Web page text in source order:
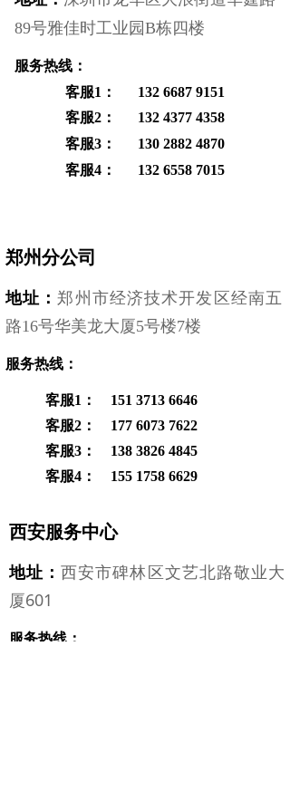
89号雅佳时工业园B栋四楼
服务热线：
客服1：
132 6687 9151
客服2： 132 4377 4358
客服3： 130 2882 4870
客服4： 132 6558 7015
郑州分公司
地址：郑州市经济技术开发区经南五
路16号华美龙大厦5号楼7楼
服务热线：
客服1： 151 3713 6646
客服2： 177 6073 7622
客服3： 138 3826 4845
客服4： 155 1758 6629
西安服务中心
地址：西安市碑林区文艺北路敬业大
厦601
服务热线：